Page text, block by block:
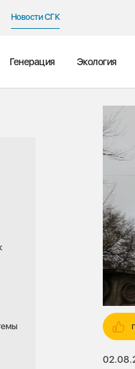
Новости СГК
Генерация Экология